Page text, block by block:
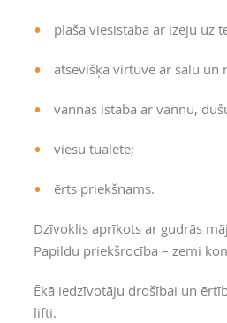
plaša viesistaba ar izeju uz
atsevišķa virtuve ar salu un
vannas istaba ar vannu,
viesu tualete;
ērts priekšnams.
Dzīvoklis aprīkots ar gudrās
Papildu priekšrocība – zemi
Ēkā iedzīvotāju drošībai un
lifti.